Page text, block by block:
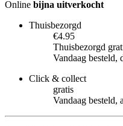
Online bijna uitverkocht
Thuisbezorgd
€4.95
Thuisbezorgd
Vandaag besteld,
Click & collect
gratis
Vandaag besteld,